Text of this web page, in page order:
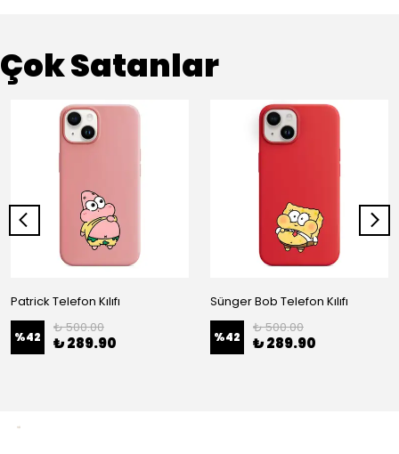
Çok Satanlar
Patrick Telefon Kılıfı
%42
₺ 500.00
₺ 289.90
Sünger Bob Telefon Kılıfı
%42
₺ 500.00
₺ 289.90